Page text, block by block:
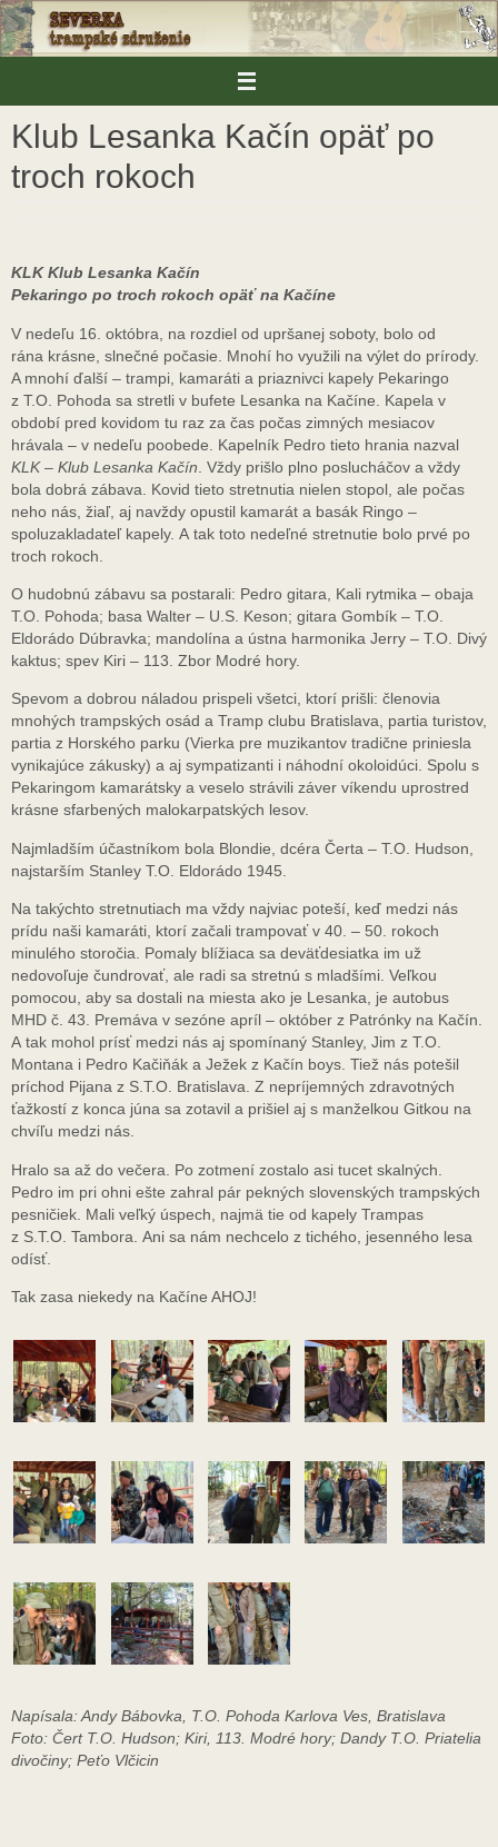
Skip
to
content
Klub Lesanka Kačín opäť po
troch rokoch
KLK Klub Lesanka Kačín
Pekaringo po troch rokoch opäť na Kačíne
V nedeľu 16. októbra, na rozdiel od upršanej soboty, bolo od
rána krásne, slnečné počasie. Mnohí ho využili na výlet do prírody.
A mnohí ďalší – trampi, kamaráti a priaznivci kapely Pekaringo
z T.O. Pohoda sa stretli v bufete Lesanka na Kačíne. Kapela v
období pred kovidom tu raz za čas počas zimných mesiacov
hrávala – v nedeľu poobede. Kapelník Pedro tieto hrania nazval
KLK – Klub Lesanka Kačín . Vždy prišlo plno poslucháčov a vždy
bola dobrá zábava. Kovid tieto stretnutia nielen stopol, ale počas
neho nás, žiaľ, aj navždy opustil kamarát a basák Ringo –
spoluzakladateľ kapely. A tak toto nedeľné stretnutie bolo prvé po
troch rokoch.
O hudobnú zábavu sa postarali: Pedro gitara, Kali rytmika – obaja
T.O. Pohoda; basa Walter – U.S. Keson; gitara Gombík – T.O.
Eldorádo Dúbravka; mandolína a ústna harmonika Jerry – T.O. Divý
kaktus; spev Kiri – 113. Zbor Modré hory.
Spevom a dobrou náladou prispeli všetci, ktorí prišli: členovia
mnohých trampských osád a Tramp clubu Bratislava, partia turistov,
partia z Horského parku (Vierka pre muzikantov tradične priniesla
vynikajúce zákusky) a aj sympatizanti i náhodní okoloidúci. Spolu s
Pekaringom kamarátsky a veselo strávili záver víkendu uprostred
krásne sfarbených malokarpatských lesov.
Najmladším účastníkom bola Blondie, dcéra Čerta – T.O. Hudson,
najstarším Stanley T.O. Eldorádo 1945.
Na takýchto stretnutiach ma vždy najviac poteší, keď medzi nás
prídu naši kamaráti, ktorí začali trampovať v 40. – 50. rokoch
minulého storočia. Pomaly blížiaca sa deväťdesiatka im už
nedovoľuje čundrovať, ale radi sa stretnú s mladšími. Veľkou
pomocou, aby sa dostali na miesta ako je Lesanka, je autobus
MHD č. 43. Premáva v sezóne apríl – október z Patrónky na Kačín.
A tak mohol prísť medzi nás aj spomínaný Stanley, Jim z T.O.
Montana i Pedro Kačiňák a Ježek z Kačín boys. Tiež nás potešil
príchod Pijana z S.T.O. Bratislava. Z nepríjemných zdravotných
ťažkostí z konca júna sa zotavil a prišiel aj s manželkou Gitkou na
chvíľu medzi nás.
Hralo sa až do večera. Po zotmení zostalo asi tucet skalných.
Pedro im pri ohni ešte zahral pár pekných slovenských trampských
pesničiek. Mali veľký úspech, najmä tie od kapely Trampas
z S.T.O. Tambora. Ani sa nám nechcelo z tichého, jesenného lesa
odísť.
Tak zasa niekedy na Kačíne AHOJ!
Napísala:Andy Bábovka, T.O. Pohoda Karlova Ves, Bratislava
Foto: Čert T.O. Hudson; Kiri, 113. Modré hory; Dandy T.O. Priatelia
divočiny; Peťo Vlčicin